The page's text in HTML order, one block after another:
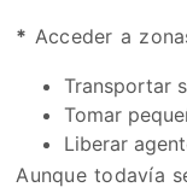
* Acceder a
Transportar
Tomar
Liberar
Aunque todavía